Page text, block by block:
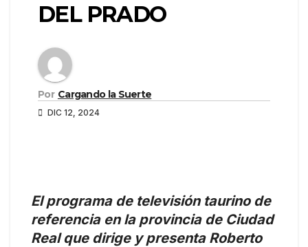
DEL PRADO
Por Cargando la Suerte
DIC 12, 2024
El programa de televisión taurino de
referencia en la provincia de Ciudad
Real que dirige y presenta Roberto